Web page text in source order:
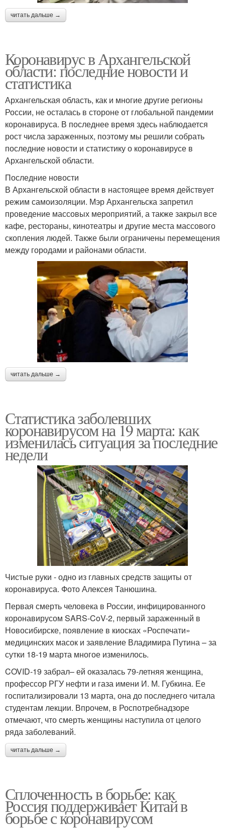
читать дальше →
Коронавирус в Архангельской
области: последние новости и
статистика
Архангельская область, как и многие другие регионы
России, не осталась в стороне от глобальной пандемии
коронавируса. В последнее время здесь наблюдается
рост числа зараженных, поэтому мы решили собрать
последние новости и статистику о коронавирусе в
Архангельской области.
Последние новости
В Архангельской области в настоящее время действует
режим самоизоляции. Мэр Архангельска запретил
проведение массовых мероприятий, а также закрыл все
кафе, рестораны, кинотеатры и другие места массового
скопления людей. Также были ограничены перемещения
между городами и районами области.
читать дальше →
Статистика заболевших
коронавирусом на 19 марта: как
изменилась ситуация за последние
недели
Чистые руки - одно из главных средств защиты от
коронавируса. Фото Алексея Танюшина.
Первая смерть человека в России, инфицированного
коронавирусом SARS-CoV-2, первый зараженный в
Новосибирске, появление в киосках «Роспечати»
медицинских масок и заявление Владимира Путина – за
сутки 18-19 марта многое изменилось.
COVID-19 забрал– ей оказалась 79-летняя женщина,
профессор РГУ нефти и газа имени И. М. Губкина. Ее
госпитализировали 13 марта, она до последнего читала
студентам лекции. Впрочем, в Роспотребнадзоре
отмечают, что смерть женщины наступила от целого
ряда заболеваний.
читать дальше →
Сплоченность в борьбе: как
Россия поддерживает Китай в
борьбе с коронавирусом